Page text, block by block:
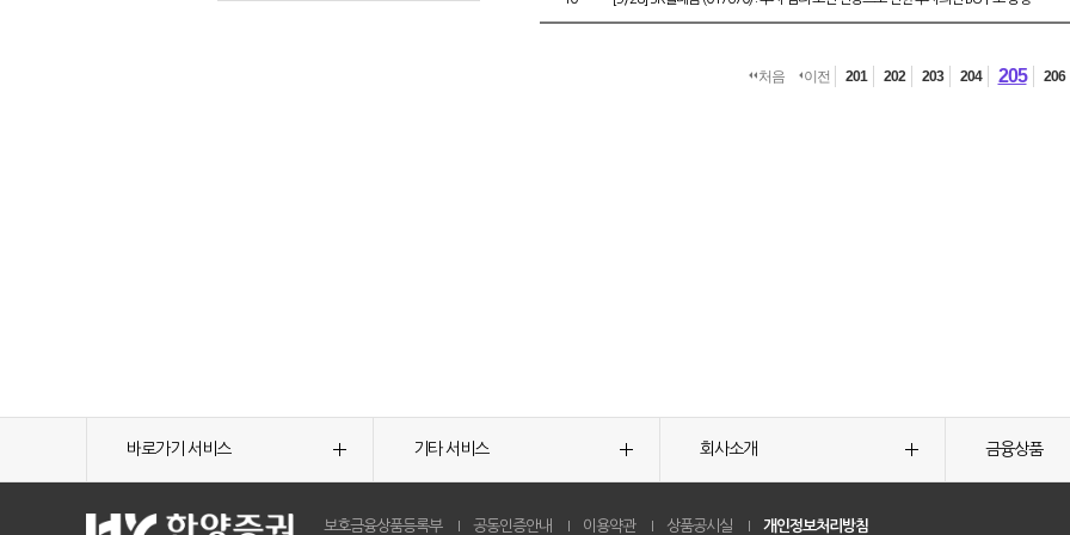
처음 이전 201 202 203 204 205 206
바로가기 서비스 기타 서비스 회사소개 금융상품
보호금융상품등록부 공동인증안내 이용약관 상품공시실 개인정보처리방침